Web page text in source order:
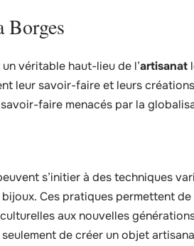
Borges
véritable haut-lieu de l’artisanat
leur savoir-faire et leurs
faire menacés par la
s’initier à des techniques
Ces pratiques permettent
aux nouvelles
de créer un objet